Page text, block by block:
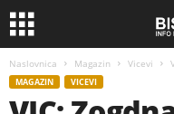
Naslovnica Magazin Vicevi
MAGAZIN VICEVI